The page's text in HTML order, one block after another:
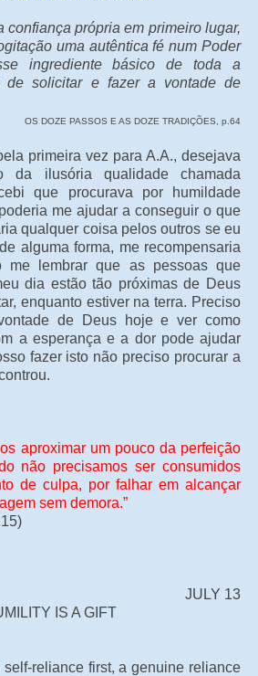
confiança própria em primeiro lugar,
uma autêntica fé num Poder
ingrediente básico de toda a
de solicitar e fazer a vontade de
OS DOZE PASSOS E AS DOZE TRADIÇÕES, p.64
vez para A.A., desejava
da ilusória qualidade chamada
que procurava por humildade
me ajudar a conseguir o que
qualquer coisa pelos outros se eu
alguma forma, me recompensaria
me lembrar que as pessoas que
dia estão tão próximas de Deus
enquanto estiver na terra. Preciso
de Deus hoje e ver como
a esperança e a dor pode ajudar
fazer isto não preciso procurar a
aproximar um pouco da perfeição
não precisamos ser consumidos
de culpa, por falhar em alcançar
sem demora.”
JULY 13
IS A GIFT
reliance first, a genuine reliance